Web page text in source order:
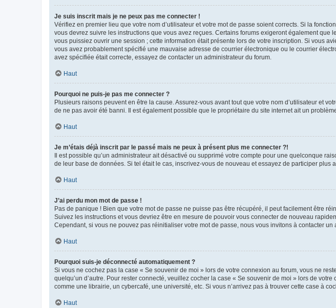
Je suis inscrit mais je ne peux pas me connecter !
Vérifiez en premier lieu que votre nom d’utilisateur et votre mot de passe soient corrects. Si la
vous devrez suivre les instructions que vous avez reçues. Certains forums exigeront également
vous puissiez ouvrir une session ; cette information était présente lors de votre inscription. Si vous
vous avez probablement spécifié une mauvaise adresse de courrier électronique ou le courrier
avez spécifiée était correcte, essayez de contacter un administrateur du forum.
Haut
Pourquoi ne puis-je pas me connecter ?
Plusieurs raisons peuvent en être la cause. Assurez-vous avant tout que votre nom d’utilisateur et
de ne pas avoir été banni. Il est également possible que le propriétaire du site internet ait un
Haut
Je m’étais déjà inscrit par le passé mais ne peux à présent plus me connecter ?!
Il est possible qu’un administrateur ait désactivé ou supprimé votre compte pour une quelconque
de leur base de données. Si tel était le cas, inscrivez-vous de nouveau et essayez de participer plus
Haut
J’ai perdu mon mot de passe !
Pas de panique ! Bien que votre mot de passe ne puisse pas être récupéré, il peut facilement être
Suivez les instructions et vous devriez être en mesure de pouvoir vous connecter de nouveau
Cependant, si vous ne pouvez pas réinitialiser votre mot de passe, nous vous invitons à contacter un
Haut
Pourquoi suis-je déconnecté automatiquement ?
Si vous ne cochez pas la case « Se souvenir de moi » lors de votre connexion au forum, vous ne
quelqu’un d’autre. Pour rester connecté, veuillez cocher la case « Se souvenir de moi » lors de
comme une librairie, un cybercafé, une université, etc. Si vous n’arrivez pas à trouver cette case à
Haut